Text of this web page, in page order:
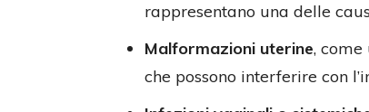
rappresentano una delle
Malformazioni uterine, come
che possono interferire con